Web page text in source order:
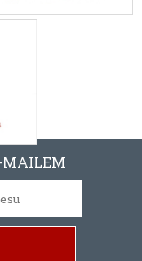
MAILEM